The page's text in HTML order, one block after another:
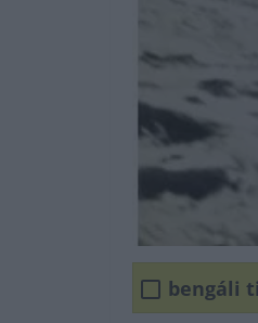
bengáli